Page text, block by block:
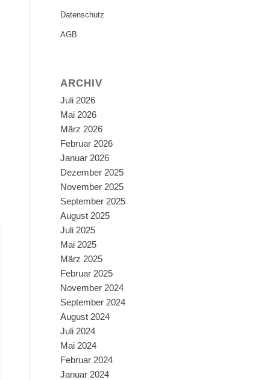
Datenschutz
AGB
ARCHIV
Juli 2026
Mai 2026
März 2026
Februar 2026
Januar 2026
Dezember 2025
November 2025
September 2025
August 2025
Juli 2025
Mai 2025
März 2025
Februar 2025
November 2024
September 2024
August 2024
Juli 2024
Mai 2024
Februar 2024
Januar 2024